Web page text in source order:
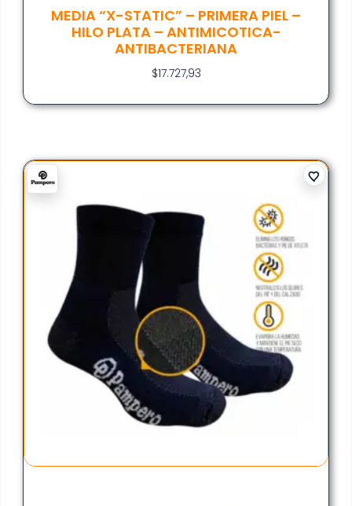
MEDIA “X-STATIC” – PRIMERA PIEL –
HILO PLATA – ANTIMICOTICA-
ANTIBACTERIANA
$17.727,93